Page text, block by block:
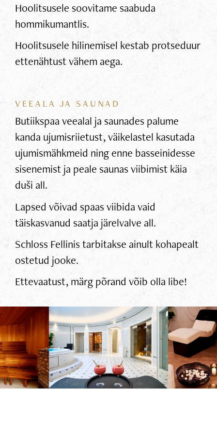
Hoolitsusele soovitame saabuda
hommikumantlis.
Hoolitsusele hilinemisel kestab protseduur
ettenähtust vähem aega.
VEEALA JA SAUNAD
Butiikspaa veealal ja saunades palume
kanda ujumisriietust, väikelastel kasutada
ujumismähkmeid ning enne basseinidesse
sisenemist ja peale saunas viibimist käia
duši all.
Lapsed võivad spaas viibida vaid
täiskasvanud saatja järelvalve all.
Schloss Fellinis tarbitakse ainult kohapealt
ostetud jooke.
Ettevaatust, märg põrand võib olla libe!